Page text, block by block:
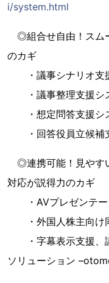
i/system.html
◎組合せ自由！スム
のカギ
・議事シナリオ支
・議事整理支援シ
・想定問答支援シ
・回答役員立候補
◎連携可能！見やす
対応が説得力のカギ
・AVプレゼンテー
・外国人株主向け
・字幕表示支援、
ソリューション